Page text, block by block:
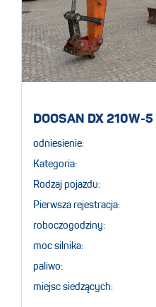
DOOSAN DX 210W-5
odniesienie:
Kategoria:
Rodzaj pojazdu:
Pierwsza rejestracja:
roboczogodziny:
moc silnika:
paliwo:
miejsc siedzących: